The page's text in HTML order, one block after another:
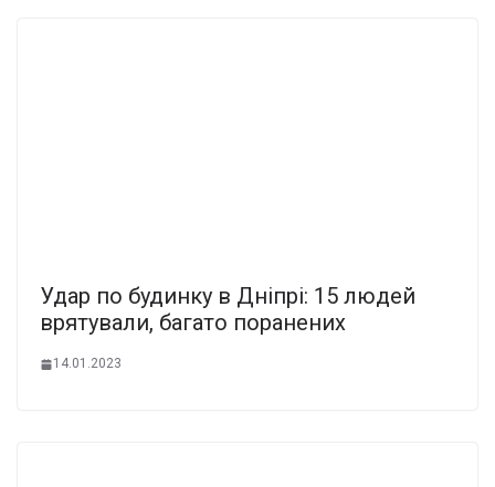
Удар по будинку в Дніпрі: 15 людей
врятували, багато поранених
14.01.2023